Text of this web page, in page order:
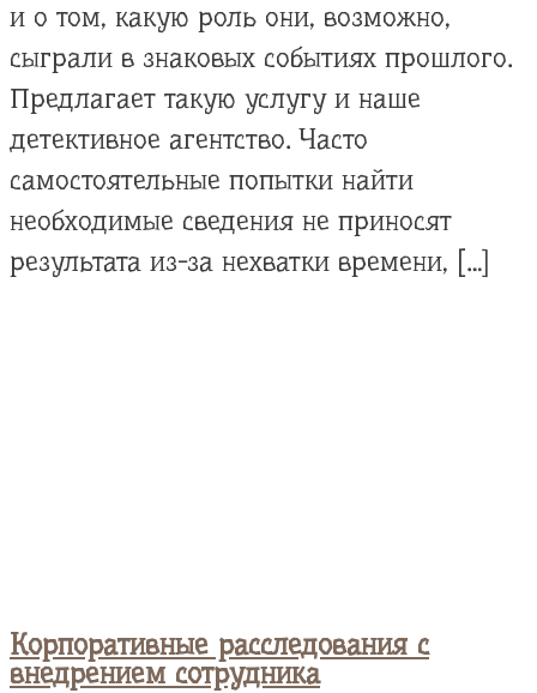
и о том, какую роль они, возможно,
сыграли в знаковых событиях прошлого.
Предлагает такую услугу и наше
детективное агентство. Часто
самостоятельные попытки найти
необходимые сведения не приносят
результата из-за нехватки времени, […]
Корпоративные расследования с
внедрением сотрудника